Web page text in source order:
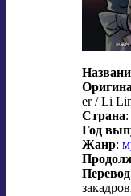
er / Li
Страна
Год
Жанр:
Перевод